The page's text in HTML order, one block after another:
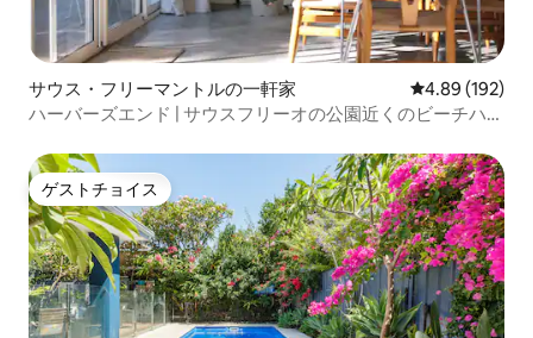
サウス・フリーマントルの一軒家 レビュー192
4.89 (192)
ハーバーズエンド | サウスフリーオの公園近くのビーチハウ
ゲストチョイス
ゲストチョイス